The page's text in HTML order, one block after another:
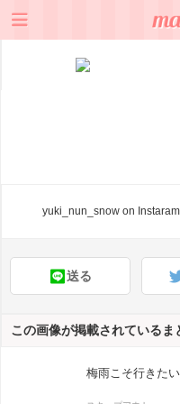
yuki_nun_snow on Instaram
送る
この画像が掲載されているま
梅雨こそ行きた